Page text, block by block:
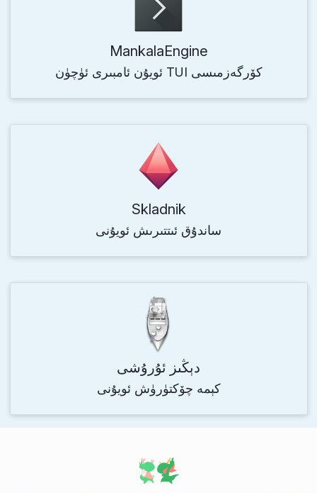
MankalaEngine
ئويۇن ئامبىرى ئۈچۈن TUI كۆرگەزمىسى
Skladnik
ساندۇق ئىتتىرىش ئويۇنى
دېڭىز ئۇرۇشى
كېمە چۆكتۈرۈش ئويۇنى